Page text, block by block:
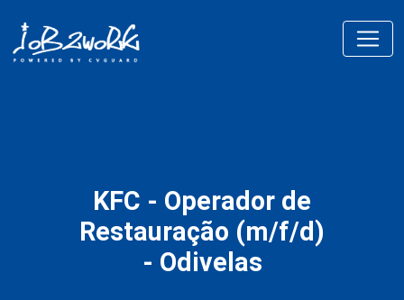
KFC - Operador de
Restauração (m/f/d)
- Odivelas